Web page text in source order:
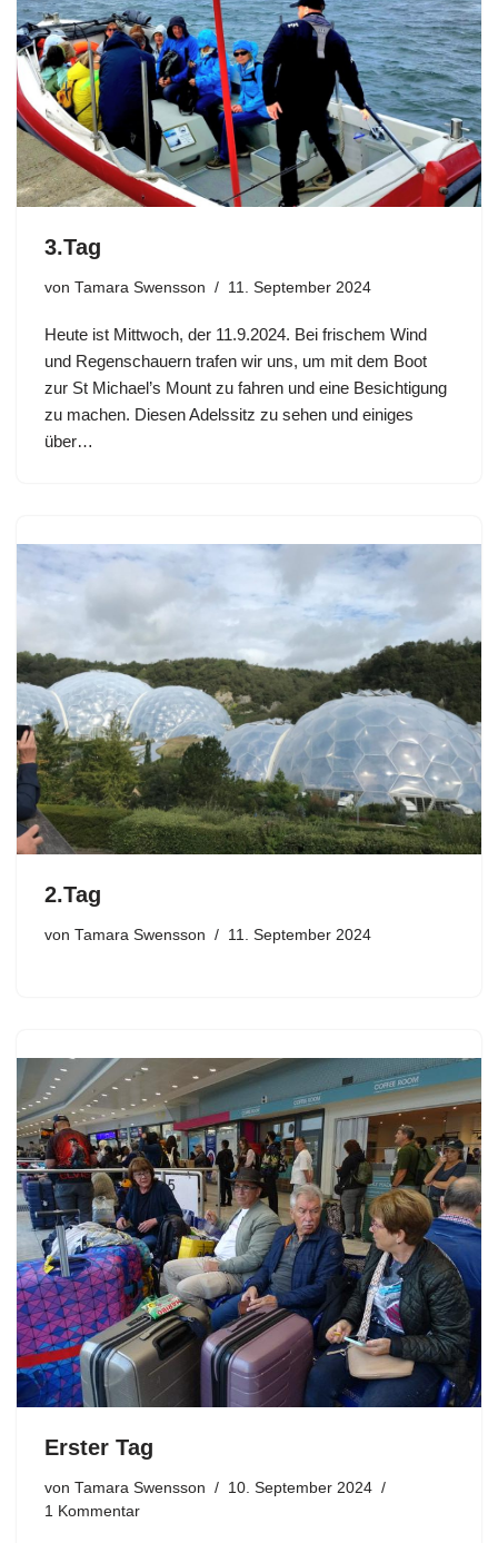
3.Tag
von Tamara Swensson 11. September 2024
Heute ist Mittwoch, der 11.9.2024. Bei frischem Wind
und Regenschauern trafen wir uns, um mit dem Boot
zur St Michael’s Mount zu fahren und eine Besichtigung
zu machen. Diesen Adelssitz zu sehen und einiges
über…
2.Tag
von Tamara Swensson 11. September 2024
Erster Tag
von Tamara Swensson
10. September 2024
1 Kommentar